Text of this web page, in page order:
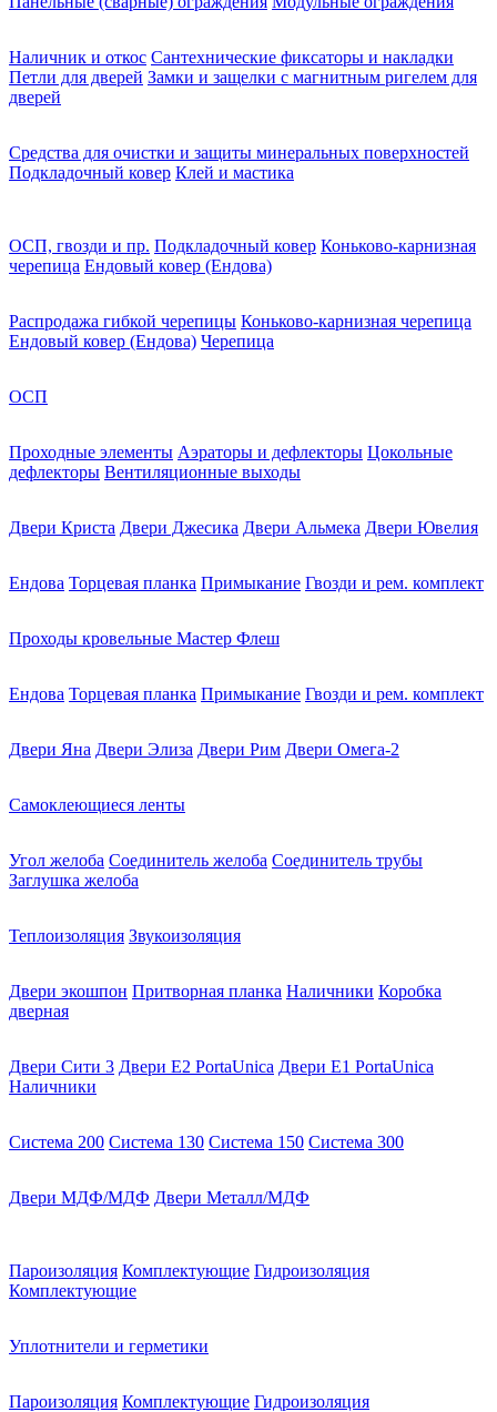
Наличник и откос Сантехнические фиксаторы и накладки
Петли для дверей Замки и защелки с магнитным ригелем для
дверей
Средства для очистки и защиты минеральных поверхностей
Подкладочный ковер Клей и мастика
ОСП, гвозди и пр. Подкладочный ковер Коньково-карнизная
черепица Ендовый ковер (Ендова)
Распродажа гибкой черепицы Коньково-карнизная черепица
Ендовый ковер (Ендова) Черепица
ОСП
Проходные элементы Аэраторы и дефлекторы Цокольные
дефлекторы Вентиляционные выходы
Двери Криста Двери Джесика Двери Альмека Двери Ювелия
Ендова Торцевая планка Примыкание Гвозди и рем. комплект
Проходы кровельные Мастер Флеш
Ендова Торцевая планка Примыкание Гвозди и рем. комплект
Двери Яна Двери Элиза Двери Рим Двери Омега-2
Самоклеющиеся ленты
Угол желоба Соединитель желоба Соединитель трубы
Заглушка желоба
Теплоизоляция Звукоизоляция
Двери экошпон Притворная планка Наличники Коробка
дверная
Двери Сити 3 Двери E2 PortaUnica Двери E1 PortaUnica
Наличники
Система 200 Система 130 Система 150 Система 300
Двери МДФ/МДФ Двери Металл/МДФ
Пароизоляция Комплектующие Гидроизоляция
Комплектующие
Уплотнители и герметики
Пароизоляция Комплектующие Гидроизоляция